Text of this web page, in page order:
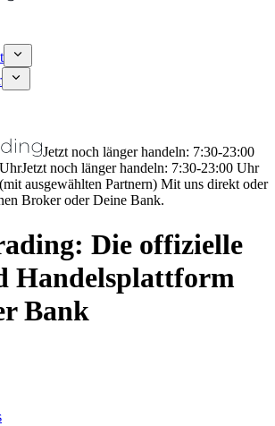
Jetzt noch länger handeln: 7:30-23:00
Jetzt noch länger handeln: 7:30-23:00 Uhr
ausgewählten Partnern) Mit uns direkt oder
Broker oder Deine Bank.
Die offizielle
Handelsplattform
Bank